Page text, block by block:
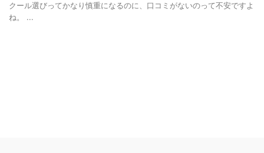
クール選びってかなり慎重になるのに、口コミがないのって不安ですよ
ね。 ...